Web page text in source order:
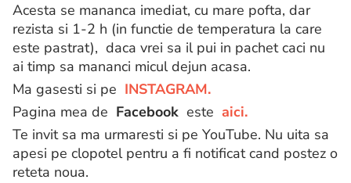
Acesta se mananca imediat, cu mare pofta, dar
rezista si 1-2 h (in functie de temperatura la care
este pastrat), daca vrei sa il pui in pachet caci nu
ai timp sa mananci micul dejun acasa.
Ma gasesti si pe INSTAGRAM.
Pagina mea de Facebook este aici.
Te invit sa ma urmaresti si pe YouTube. Nu uita sa
apesi pe clopotel pentru a fi notificat cand postez o
reteta noua.